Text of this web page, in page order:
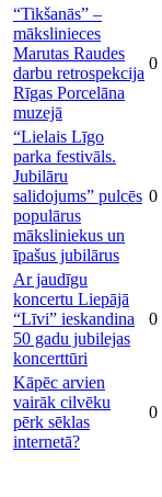
“Tikšanās” –
mākslinieces
Marutas Raudes
darbu retrospekcija
Rīgas Porcelāna
muzejā
0
“Lielais Līgo
parka festivāls.
Jubilāru
salidojums” pulcēs
populārus
māksliniekus un
īpašus jubilārus
0
Ar jaudīgu
koncertu Liepājā
“Līvi” ieskandina
50 gadu jubilejas
koncerttūri
0
Kāpēc arvien
vairāk cilvēku
pērk sēklas
internetā?
0